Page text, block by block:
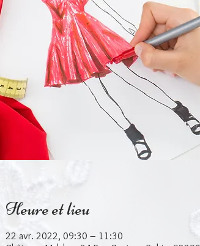
Heure et lieu
22 avr. 2022, 09:30 – 11:30